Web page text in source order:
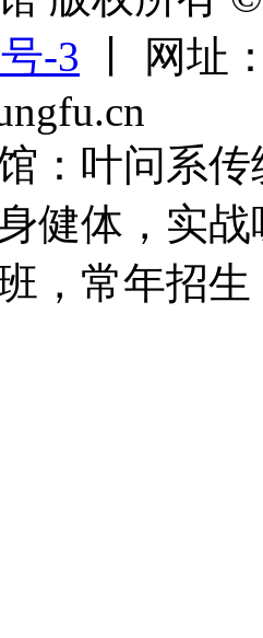
-3 丨 网址
：叶问系
健体，实
，常年招